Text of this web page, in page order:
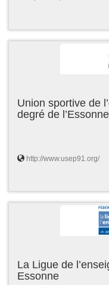
Union sportive de
degré de l’Essonne
http://www.usep91.org/
La Ligue de
Essonne